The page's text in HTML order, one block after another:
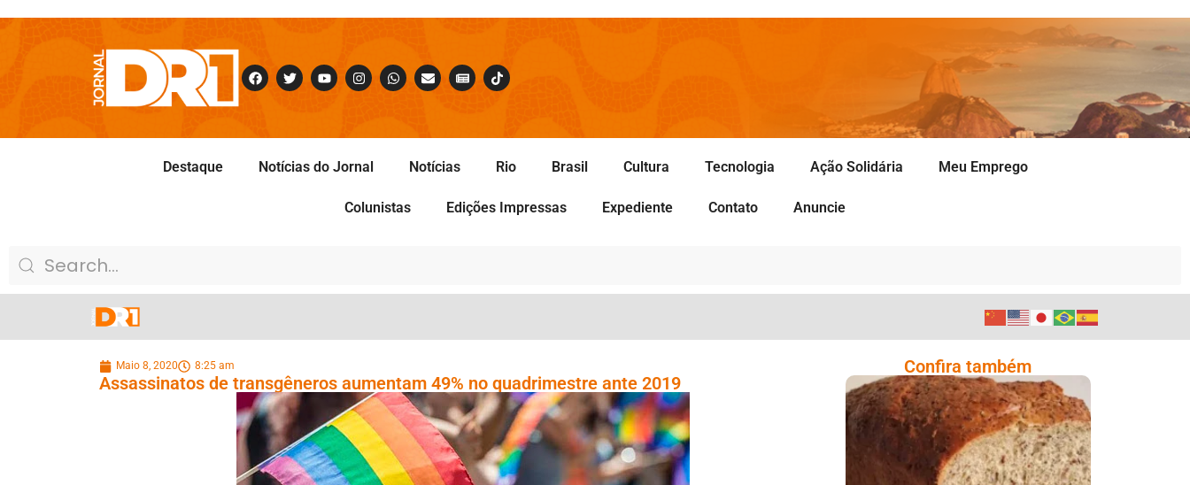
Destaque Notícias do Jornal Notícias Rio Brasil Cultura Tecnologia Ação Solidária Meu Emprego
Colunistas Edições Impressas Expediente Contato Anuncie
Maio 8, 2020 8:25 am
Assassinatos de transgêneros aumentam 49% no quadrimestre ante 2019
Confira também
Comer Bem: Pão Low
Carb